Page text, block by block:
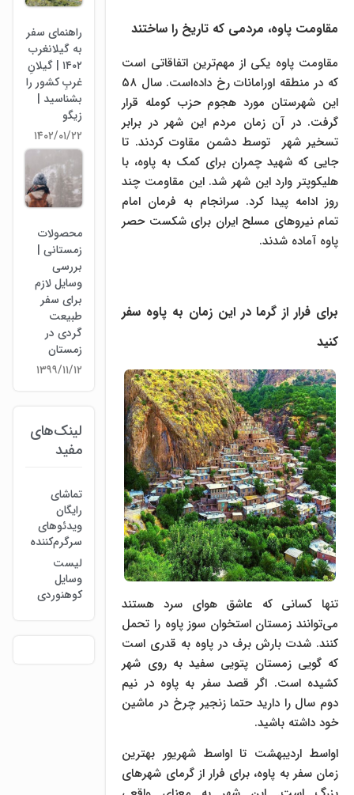
مقاومت پاوه، مردمی که تاریخ را ساختند
مقاومت پاوه یکی از مهم‌ترین اتفاقاتی است
که در منطقه اورامانات رخ داده‌است. سال ۵۸
این شهرستان مورد هجوم حزب کومله قرار
گرفت. در آن زمان مردم این شهر در برابر
تسخیر شهر توسط دشمن مقاوت کردند. تا
جایی که شهید چمران برای کمک به پاوه، با
هلیکوپتر وارد این شهر شد. این مقاومت چند
روز ادامه پیدا کرد. سرانجام به فرمان امام
تمام نیرو‌های مسلح ایران برای شکست حصر
پاوه آماده شدند.
برای فرار از گرما در این زمان به پاوه سفر
کنید
تنها کسانی که عاشق هوای سرد هستند
می‌توانند زمستان استخوان سوز پاوه را تحمل
کنند. شدت بارش برف در پاوه به قدری است
که گویی زمستان پتویی سفید به روی شهر
کشیده است. اگر قصد سفر به پاوه در نیم
دوم سال را دارید حتما زنجیر چرخ در ماشین
خود داشته باشید.
اواسط اردیبهشت تا اواسط شهریور بهترین
زمان سفر به پاوه، برای فرار از گرمای شهرهای
راهنمای سفر
به گیلانغرب
۱۴۰۲ | گیلانِ
غربِ کشور را
بشناسید |
زیگو
۱۴۰۲/۰۱/۲۲
محصولات
زمستانی |
بررسی
وسایل لازم
برای سفر
طبیعت
گردی در
زمستان
۱۳۹۹/۱۱/۱۲
لینک‌های
مفید
تماشای
رایگان
ویدئوهای
سرگرم‌کننده
لیست
وسایل
کوهنوردی